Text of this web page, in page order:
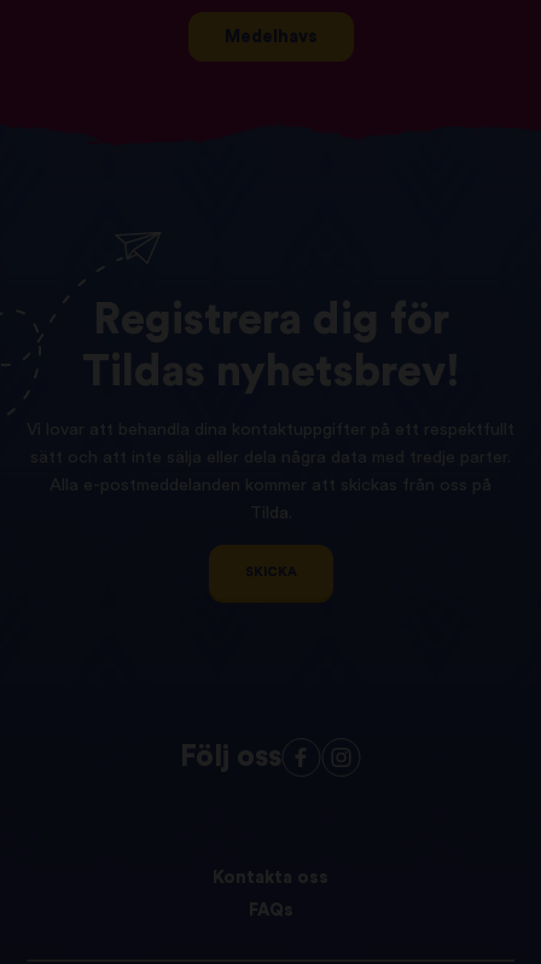
Medelhavs
Registrera dig
för
Tildas nyhetsbrev!
Vi lovar att behandla dina kontaktuppgifter på ett respektfullt
sätt och att inte sälja eller dela några data med tredje parter.
Alla e-postmeddelanden kommer att skickas från oss på
Tilda.
SKICKA
Följ oss
Kontakta oss
FAQs